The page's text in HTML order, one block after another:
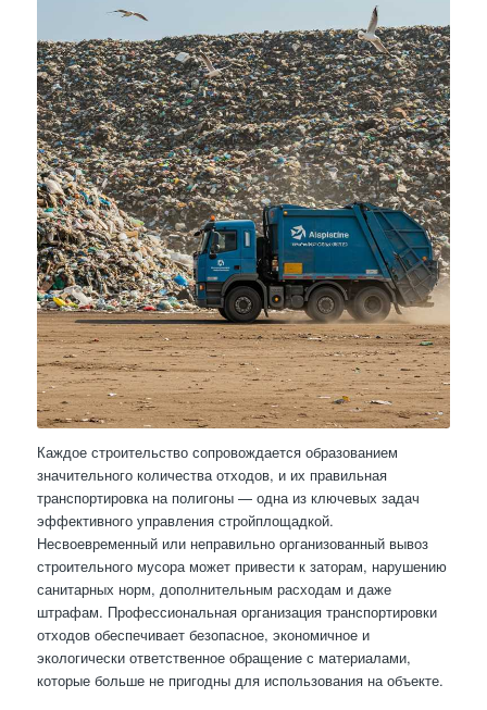
Каждое строительство сопровождается образованием
значительного количества отходов, и их правильная
транспортировка на полигоны — одна из ключевых задач
эффективного управления стройплощадкой.
Несвоевременный или неправильно организованный вывоз
строительного мусора может привести к заторам, нарушению
санитарных норм, дополнительным расходам и даже
штрафам. Профессиональная организация транспортировки
отходов обеспечивает безопасное, экономичное и
экологически ответственное обращение с материалами,
которые больше не пригодны для использования на объекте.